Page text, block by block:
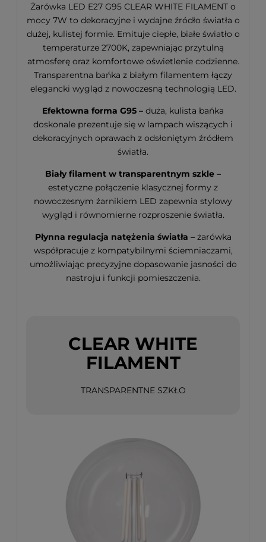
Żarówka LED E27 G95 CLEAR WHITE FILAMENT o
mocy 7W to dekoracyjne i wydajne źródło światła o
dużej, kulistej formie. Emituje ciepłe, białe światło o
temperaturze 2700K, zapewniając przytulną
atmosferę oraz komfortowe oświetlenie codzienne.
Transparentna bańka z białym filamentem łączy
elegancki wygląd z nowoczesną technologią LED.
Efektowna forma G95 – duża, kulista bańka
doskonale prezentuje się w lampach wiszących i
dekoracyjnych oprawach z odsłoniętym źródłem
światła.
Biały filament w transparentnym szkle –
estetyczne połączenie klasycznej formy z
nowoczesnym żarnikiem LED zapewnia stylowy
wygląd i równomierne rozproszenie światła.
Płynna regulacja natężenia światła – żarówka
współpracuje z kompatybilnymi ściemniaczami,
umożliwiając precyzyjne dopasowanie jasności do
nastroju i funkcji pomieszczenia.
CLEAR WHITE
FILAMENT
TRANSPARENTNE SZKŁO